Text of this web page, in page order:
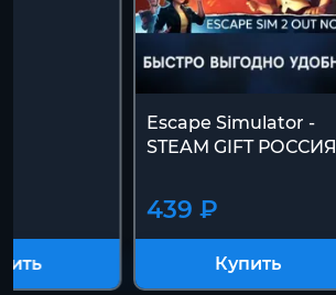
Escape Simulator -
STEAM GIFT РОССИЯ
439 ₽
Купить